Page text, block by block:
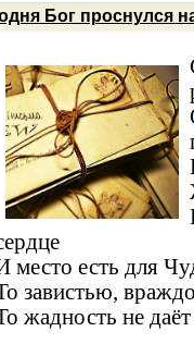
Бог проснулся
место есть для
завистью,
жадность не